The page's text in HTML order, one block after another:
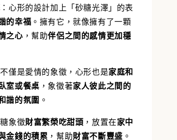
： 心形的設計加上「砂糖光澤」的表
的幸福 。擁有它，就像擁有了一顆
之心 ，幫助伴侶之間的感情更加穩
不僅是愛情的象徵，心形也是家庭和
室或餐桌 ，象徵著家人彼此之間的
諧的氛圍 。
象徵財富繁榮吃甜頭 ，放置在家中
金錢的積累 ，幫助財富不斷豐盛 。